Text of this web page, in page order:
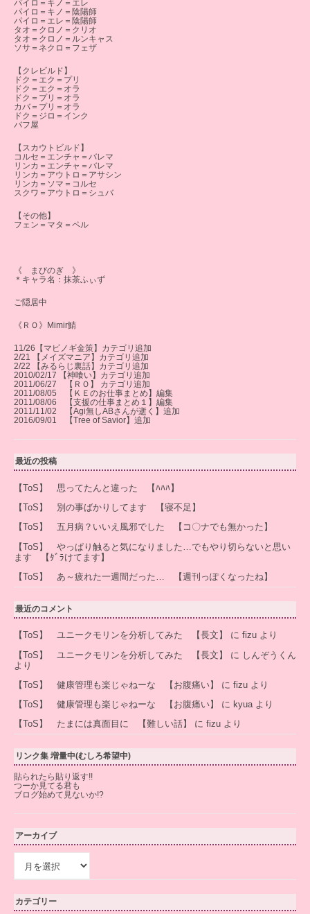
パイロ＝キノ＝エレ
パイロ＝キノ＝陰陽師
パイロ＝エレ＝陰陽師
タオ＝クロノ＝クリオ
タオ＝クロノ＝ルンキャス
ソサ＝ネクロ＝フェザ
【クレビルド】
ドク＝エク＝プリ
ドク＝エク＝オラ
ドク＝プリ＝オラ
カバ＝プリ＝オラ
ドク＝ジロ＝インク
バフ屋
【スカウトビルド】
コルセ＝エンチャ＝バレマ
リンカ＝エンチャ＝バレマ
リンカ＝アウトロ＝アサシン
リンカ＝ソマ＝コルセ
スクワ＝アウトロ＝シュバ
【その他】
フェン＝マタ＝ペル
《 まびのぎ 》
＊キャラ名：抹茶ふぃず
ご隠居中
《ＲＯ》Mimir鯖
11/26【マビノギ金策】カテゴリ追加
2/21 【メイズマニア】カテゴリ追加
2/22 【みるらじ裏話】カテゴリ追加
2010/02/17 【神喰い】カテゴリ追加
2011/06/27 【ＲＯ】 カテゴリ追加
2011/08/05 【ＫＥのお仕事まとめ】編集
2011/08/06 【支援の仕事まとめ１】編集
2011/11/02 【Agi無しABさんが逝く】追加
2016/09/01 【Tree of Savior】追加
最近の投稿
【ToS】 思ってたんと違った 【ﾊﾊﾊ】
【ToS】 別の事ばかりしてます 【寝不足】
【ToS】 五月病？いいえ風邪でした 【コ〇ナでも無かった】
【ToS】 やっぱり触ると気になりました…でもやり切らないと思い
ます 【ﾀﾞﾗけてます】
【ToS】 あ～疲れた一週間だった… 【週刊っぽくなったね】
最近のコメント
【ToS】 ユニークモリンを分析してみた 【長文】 に fizu より
【ToS】 ユニークモリンを分析してみた 【長文】
に しんぞうくん
より
【ToS】 健康管理も楽じゃねーな 【お腹痛い】
に fizu より
【ToS】 健康管理も楽じゃねーな 【お腹痛い】
に kyuaより
【ToS】 たまには真面目に 【難しい話】
に fizu より
リンク集 増量中(むしろ希望中)
貼られたら貼り返す!!
つーか見てる君も
ブログ始めて見ないか!?
アーカイブ
イ
カテゴリー